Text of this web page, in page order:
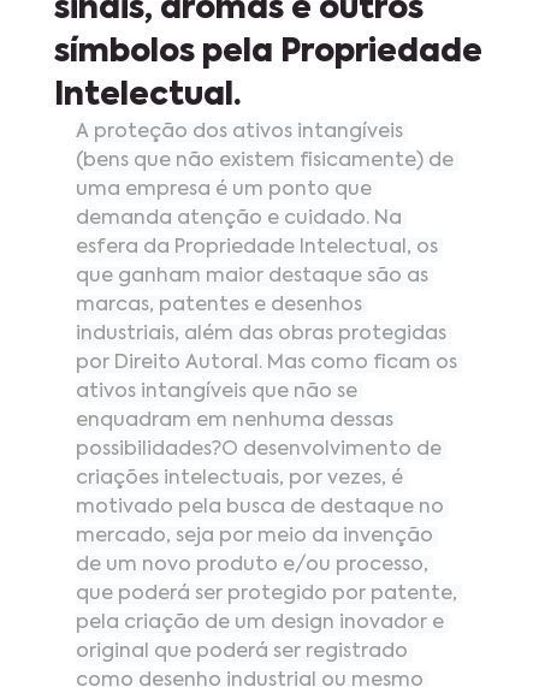
sinais, aromas e outros
símbolos pela Propriedade
Intelectual.
A proteção dos ativos intangíveis
(bens que não existem fisicamente) de
uma empresa é um ponto que
demanda atenção e cuidado. Na
esfera da Propriedade Intelectual, os
que ganham maior destaque são as
marcas, patentes e desenhos
industriais, além das obras protegidas
por Direito Autoral. Mas como ficam os
ativos intangíveis que não se
enquadram em nenhuma dessas
possibilidades?O desenvolvimento de
criações intelectuais, por vezes, é
motivado pela busca de destaque no
mercado, seja por meio da invenção
de um novo produto e/ou processo,
que poderá ser protegido por patente,
pela criação de um design inovador e
original que poderá ser registrado
como desenho industrial ou mesmo